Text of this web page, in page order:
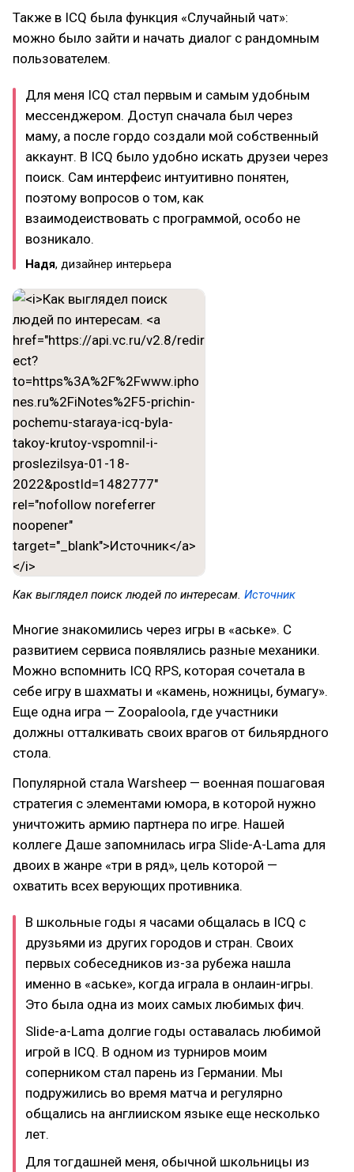
Также в ICQ была функция «Случайный чат»:
можно было зайти и начать диалог с рандомным
пользователем.
Для меня ICQ стал первым и самым удобным
мессенджером. Доступ сначала был через
маму, а после гордо создали мой собственный
аккаунт. В ICQ было удобно искать друзеи через
поиск. Сам интерфеис интуитивно понятен,
поэтому вопросов о том, как
взаимодеиствовать с программой, особо не
возникало.
Надя, дизайнер интерьера
Как выглядел поиск людей по интересам. Источник
Многие знакомились через игры в «аське». С
развитием сервиса появлялись разные механики.
Можно вспомнить ICQ RPS, которая сочетала в
себе игру в шахматы и «камень, ножницы, бумагу».
Еще одна игра — Zoopaloola, где участники
должны отталкивать своих врагов от бильярдного
стола.
Популярной стала Warsheep — военная пошаговая
стратегия с элементами юмора, в которой нужно
уничтожить армию партнера по игре. Нашей
коллеге Даше запомнилась игра Slide-A-Lama для
двоих в жанре «три в ряд», цель которой —
охватить всех верующих противника.
В школьные годы я часами общалась в ICQ с
друзьями из других городов и стран. Своих
первых собеседников из-за рубежа нашла
именно в «аське», когда играла в онлаин-игры.
Это была одна из моих самых любимых фич.
Slide-a-Lama долгие годы оставалась любимой
игрой в ICQ. В одном из турниров моим
соперником стал парень из Германии. Мы
подружились во время матча и регулярно
общались на англииском языке еще несколько
лет.
Для тогдашней меня, обычной школьницы из